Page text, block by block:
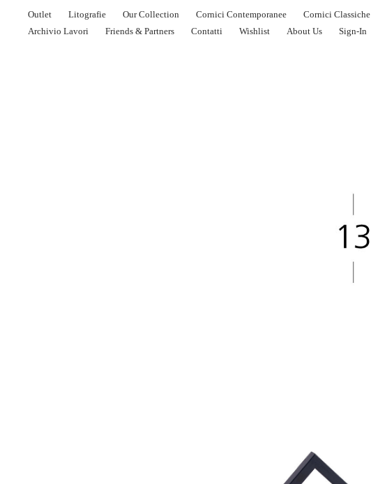
Outlet Litografie Our Collection Cornici Contemporanee Cornici Classiche
Archivio Lavori
Friends & Partners Contatti Wishlist About Us Sign-In